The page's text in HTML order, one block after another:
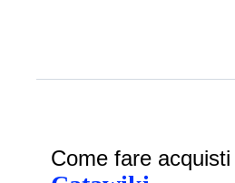
Come fare acquisti